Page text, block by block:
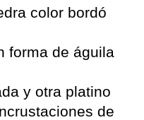
color bordó
forma de águila
y otra platino
de